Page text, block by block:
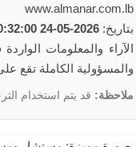
www.almanar.com.lb
بتاريخ:2026-05-24 20:32:00
والمسؤولية الكاملة تقع
ملاحظة: قد يتم استخدام